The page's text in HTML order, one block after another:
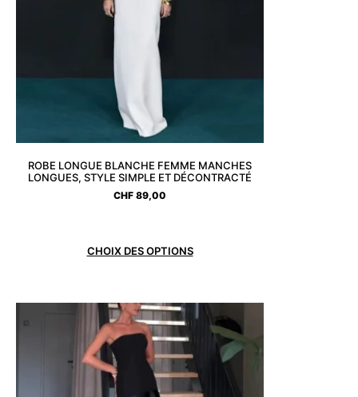
ROBE LONGUE BLANCHE FEMME MANCHES
LONGUES, STYLE SIMPLE ET DÉCONTRACTÉ
CHF 89,00
CHOIX DES OPTIONS